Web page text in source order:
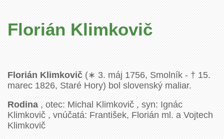
Florián Klimkovič
Florián Klimkovič(∗ 3. máj 1756, Smolník - † 15.
marec 1826, Staré Hory) bol slovenský maliar.
Rodina, otec: Michal Klimkovič , syn: Ignác
Klimkovič , vnúčatá: František, Florián ml. a Vojtech
Klimkovič